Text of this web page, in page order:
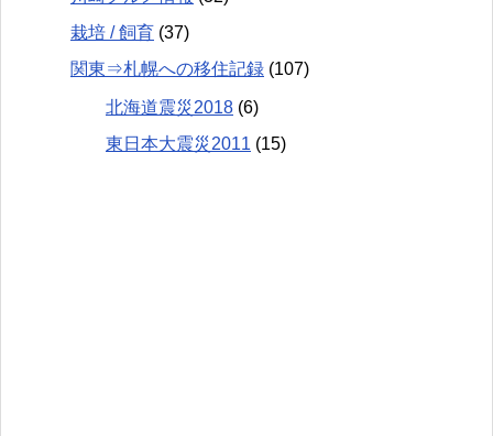
栽培 / 飼育 (37)
関東⇒札幌への移住記録 (107)
北海道震災2018 (6)
東日本大震災2011 (15)